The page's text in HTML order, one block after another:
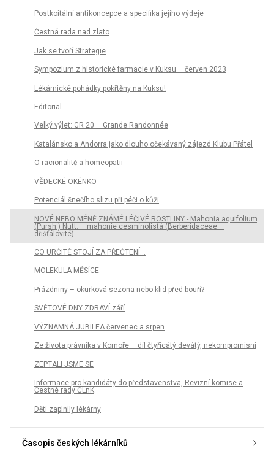
Postkoitální antikoncepce a specifika jejího výdeje
Čestná rada nad zlato
Jak se tvoří Strategie
Sympozium z historické farmacie v Kuksu – červen 2023
Lékárnické pohádky pokřtěny na Kuksu!
Editorial
Velký výlet: GR 20 – Grande Randonnée
Katalánsko a Andorra jako dlouho očekávaný zájezd Klubu Přátel
O racionalitě a homeopatii
VĚDECKÉ OKÉNKO
Potenciál šnečího slizu při péči o kůži
NOVÉ NEBO MÉNĚ ZNÁMÉ LÉČIVÉ ROSTLINY - Mahonia aquifolium
(Pursh.) Nutt. – mahonie cesmínolistá (Berberidaceae –
dřišťálovité)
CO URČITĚ STOJÍ ZA PŘEČTENÍ...
MOLEKULA MĚSÍCE
Prázdniny – okurková sezona nebo klid před bouří?
SVĚTOVÉ DNY ZDRAVÍ září
VÝZNAMNÁ JUBILEA červenec a srpen
Ze života právníka v Komoře – díl čtyřicátý devátý, nekompromisní
ZEPTALI JSME SE
Informace pro kandidáty do představenstva, Revizní komise a
Čestné rady ČLnK
Děti zaplnily lékárny
Časopis českých lékárníků